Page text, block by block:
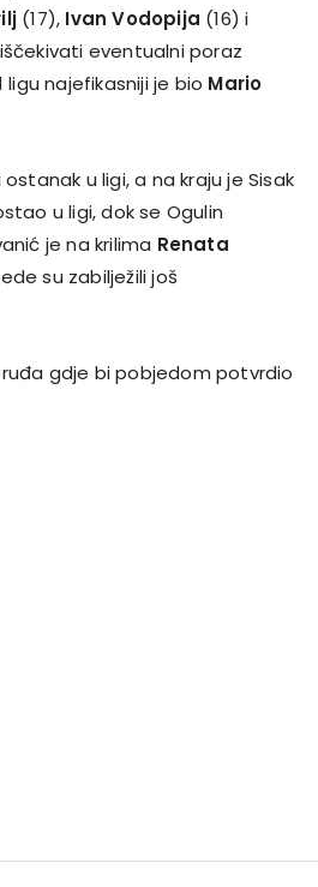
(17), Ivan Vodopija (16) i
iščekivati eventualni poraz
ligu najefikasniji je bio Mario
u ligi, a na kraju je Sisak
u ligi, dok se Ogulin
je na krilima Renata
su zabilježili još
gdje bi pobjedom potvrdio